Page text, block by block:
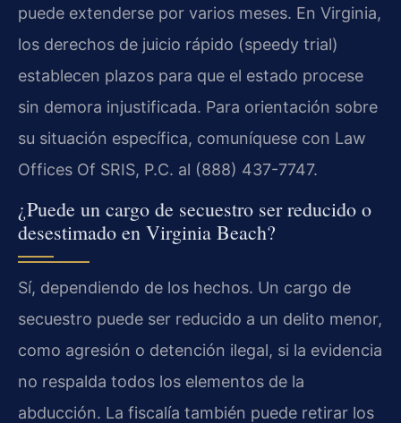
puede extenderse por varios meses. En Virginia,
los derechos de juicio rápido (speedy trial)
establecen plazos para que el estado procese
sin demora injustificada. Para orientación sobre
su situación específica, comuníquese con Law
Offices Of SRIS, P.C. al (888) 437-7747.
¿Puede un cargo de secuestro ser reducido o
desestimado en Virginia Beach?
Sí, dependiendo de los hechos. Un cargo de
secuestro puede ser reducido a un delito menor,
como agresión o detención ilegal, si la evidencia
no respalda todos los elementos de la
abducción. La fiscalía también puede retirar los